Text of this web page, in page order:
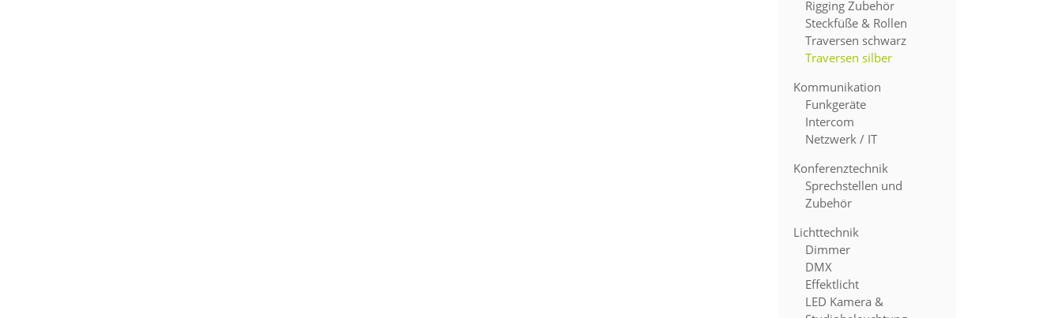
Rigging Zubehör
Steckfüße & Rollen
Traversen schwarz
Traversen silber
Kommunikation
Funkgeräte
Intercom
Netzwerk / IT
Konferenztechnik
Sprechstellen und
Zubehör
Lichttechnik
Dimmer
DMX
Effektlicht
LED Kamera &